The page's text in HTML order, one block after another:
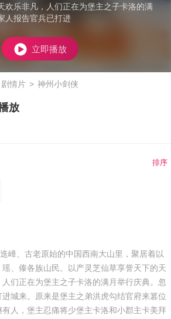
欢乐非凡，人们正在为堡主之子卡洛的满
人报告官兵已打进
立即播放
剧情片 > 神州小剑侠
放
排序
嶂、古老原始的中国西南大山里，聚居着以
、傣各族山民。以产灵芝仙草享誉天下的天
们正在为堡主之子卡洛的满月举行庆典。忽
城来。原来是堡主之弟洪虎勾结官府来篡位
人，堡主忍痛将少堡主卡洛和小郡主卡美拜